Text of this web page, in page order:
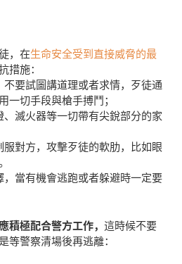
，在生命安全受到直接威脅的最
措施：
要試圖講道理或者求情，歹徒通
一切手段與槍手搏鬥；
滅火器等一切帶有尖銳部分的家
對方，攻擊歹徒的軟肋，比如眼
當有機會逃跑或者躲避時一定要
積極配合警方工作，這時候不要
等警察清場後再逃離：